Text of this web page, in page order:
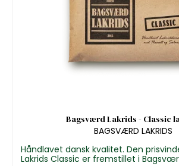
Bagsværd Lakrids - Classic
BAGSVÆRD LAKRIDS
Håndlavet dansk kvalitet. Den
Lakrids Classic er fremstillet i